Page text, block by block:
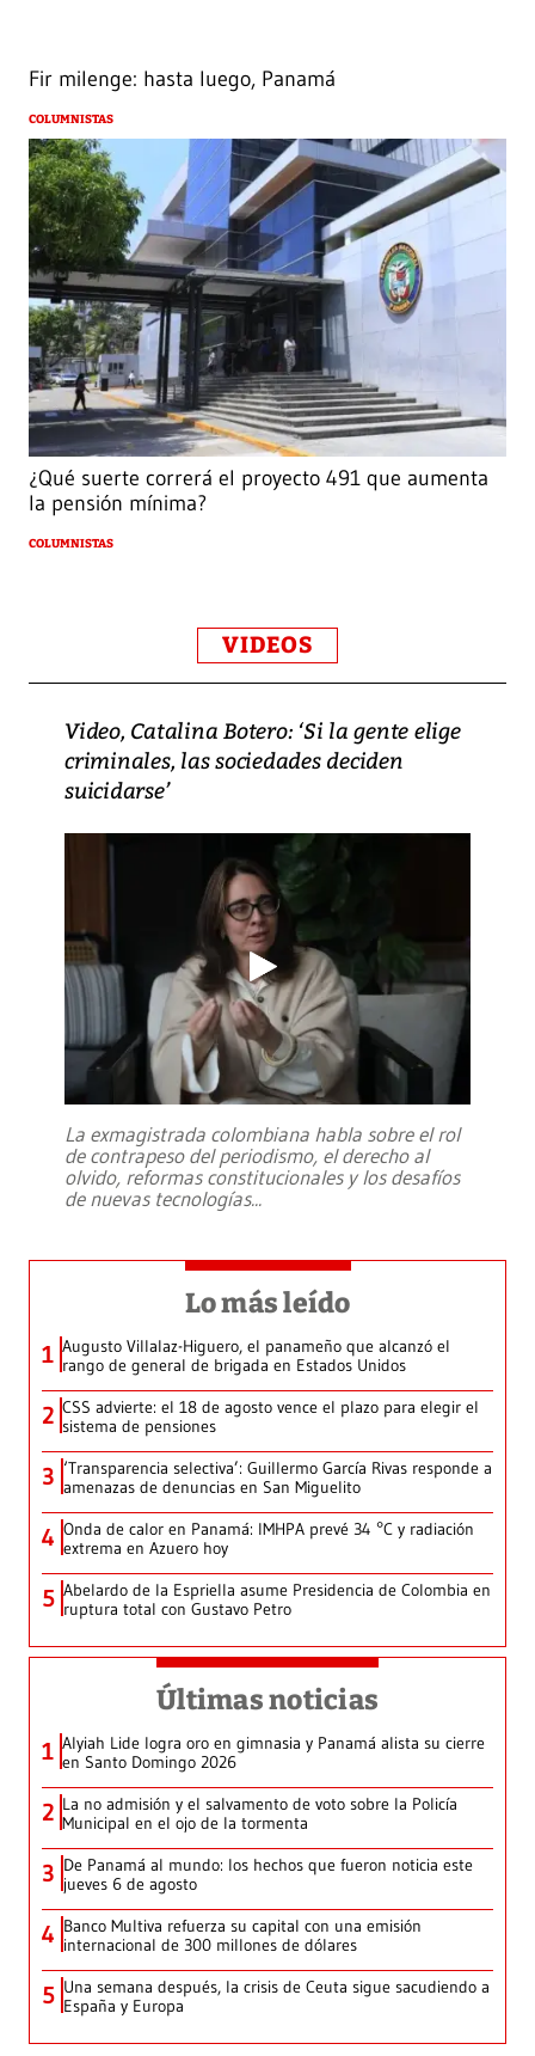
Fir milenge: hasta luego, Panamá
COLUMNISTAS
¿Qué suerte correrá el proyecto 491 que aumenta
la pensión mínima?
COLUMNISTAS
VIDEOS
Video, Catalina Botero: ‘Si la gente elige
criminales, las sociedades deciden
suicidarse’
La exmagistrada colombiana habla sobre el rol
de contrapeso del periodismo, el derecho al
olvido, reformas constitucionales y los desafíos
de nuevas tecnologías...
Lo más leído
1 Augusto Villalaz-Higuero, el panameño que alcanzó el
rango de general de brigada en Estados Unidos
2 CSS advierte: el 18 de agosto vence el plazo para elegir el
sistema de pensiones
3 ‘Transparencia selectiva’: Guillermo García Rivas responde a
amenazas de denuncias en San Miguelito
4 Onda de calor en Panamá: IMHPA prevé 34 °C y radiación
extrema en Azuero hoy
5 Abelardo de la Espriella asume Presidencia de Colombia en
ruptura total con Gustavo Petro
Últimas noticias
1 Alyiah Lide logra oro en gimnasia y Panamá alista su cierre
en Santo Domingo 2026
2 La no admisión y el salvamento de voto sobre la Policía
Municipal en el ojo de la tormenta
3 De Panamá al mundo: los hechos que fueron noticia este
jueves 6 de agosto
4 Banco Multiva refuerza su capital con una emisión
internacional de 300 millones de dólares
5 Una semana después, la crisis de Ceuta sigue sacudiendo a
España y Europa